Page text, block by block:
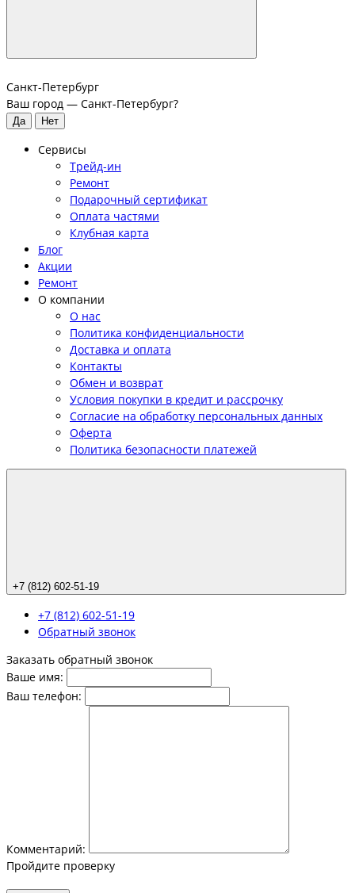
Санкт-Петербург
Ваш город — Санкт-Петербург?
Сервисы
Трейд-ин
Ремонт
Подарочный сертификат
Оплата частями
Клубная карта
Блог
Акции
Ремонт
О компании
О нас
Политика конфиденциальности
Доставка и оплата
Контакты
Обмен и возврат
Условия покупки в кредит и рассрочку
Согласие на обработку персональных данных
Оферта
Политика безопасности платежей
+7 (812) 602-51-19
+7 (812) 602-51-19
Обратный звонок
Заказать обратный звонок
Ваше имя:
Ваш телефон:
Комментарий:
Пройдите проверку